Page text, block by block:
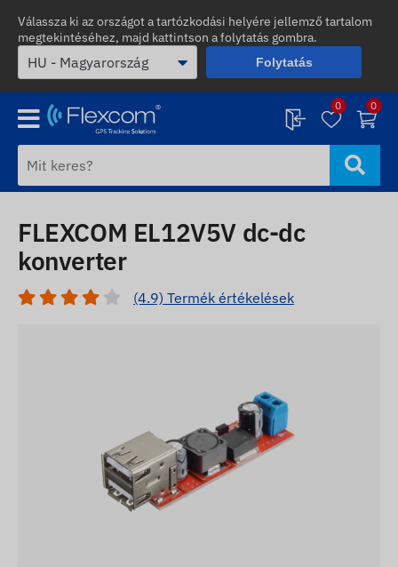
Válassza ki az országot a tartózkodási helyére jellemző tartalom
megtekintéséhez, majd kattintson a folytatás gombra.
Folytatás
0 0
FLEXCOM EL12V5V dc-dc
konverter
(4.9) Termék értékelések